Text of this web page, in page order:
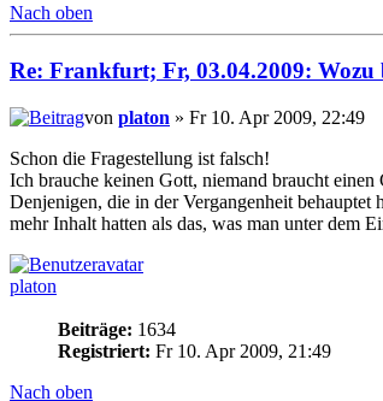
Nach oben
Re: Frankfurt; Fr, 03.04.2009: Wozu
von platon » Fr 10. Apr 2009, 22:49
Schon die Fragestellung ist falsch!
Ich brauche keinen Gott, niemand braucht
Denjenigen, die in der Vergangenheit
mehr Inhalt hatten als das, was man unter dem
platon
Beiträge: 1634
Registriert: Fr 10. Apr 2009, 21:49
Nach oben